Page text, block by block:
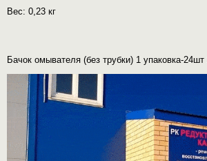
Вес: 0,23 кг
Бачок омывателя (без трубки) 1 упаковка-24шт